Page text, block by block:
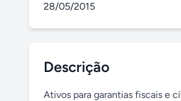
28/05/2015
Descrição
Ativos para garantias fiscais e